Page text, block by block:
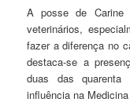
A posse de Carine
veterinários,
fazer a diferença no
destaca-se a
duas das quarenta
influência na